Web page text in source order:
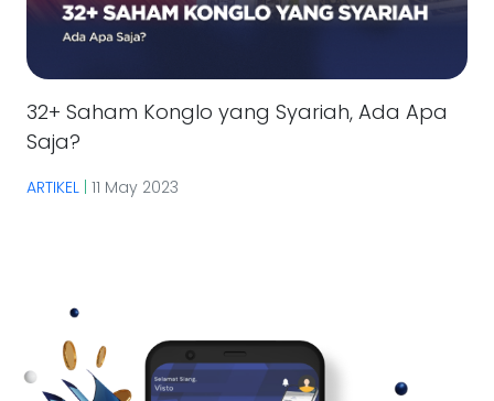
32+ Saham Konglo yang Syariah, Ada Apa
Saja?
ARTIKEL | 11 May 2023